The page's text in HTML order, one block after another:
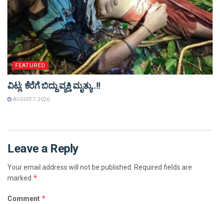
FEATURED
ವಿಟ್ಲ: ಕೆರೆಗೆ ಬಿದ್ದು ವ್ಯಕ್ತಿ ಮೃತ್ಯು..!!
AUGUST 7, 2026
Leave a Reply
Your email address will not be published. Required fields are
marked *
Comment *